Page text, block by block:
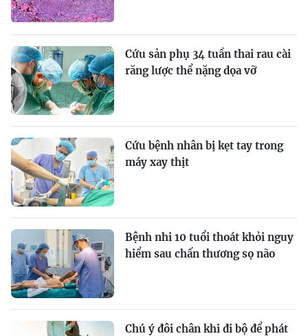
Cứu sản phụ 34 tuần thai rau cài
răng lược thể nặng dọa vỡ
Cứu bệnh nhân bị kẹt tay trong
máy xay thịt
Bệnh nhi 10 tuổi thoát khỏi nguy
hiểm sau chấn thương sọ não
Chú ý đôi chân khi đi bộ để phát